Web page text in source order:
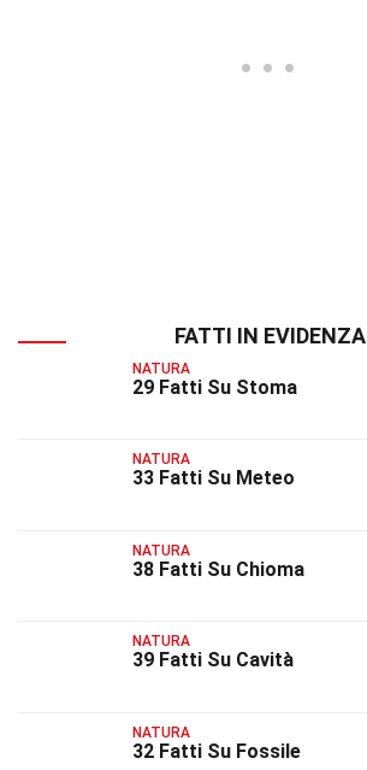
FATTI IN EVIDENZA
NATURA
29 Fatti Su Stoma
NATURA
33 Fatti Su Meteo
NATURA
38 Fatti Su Chioma
NATURA
39 Fatti Su Cavità
NATURA
32 Fatti Su Fossile